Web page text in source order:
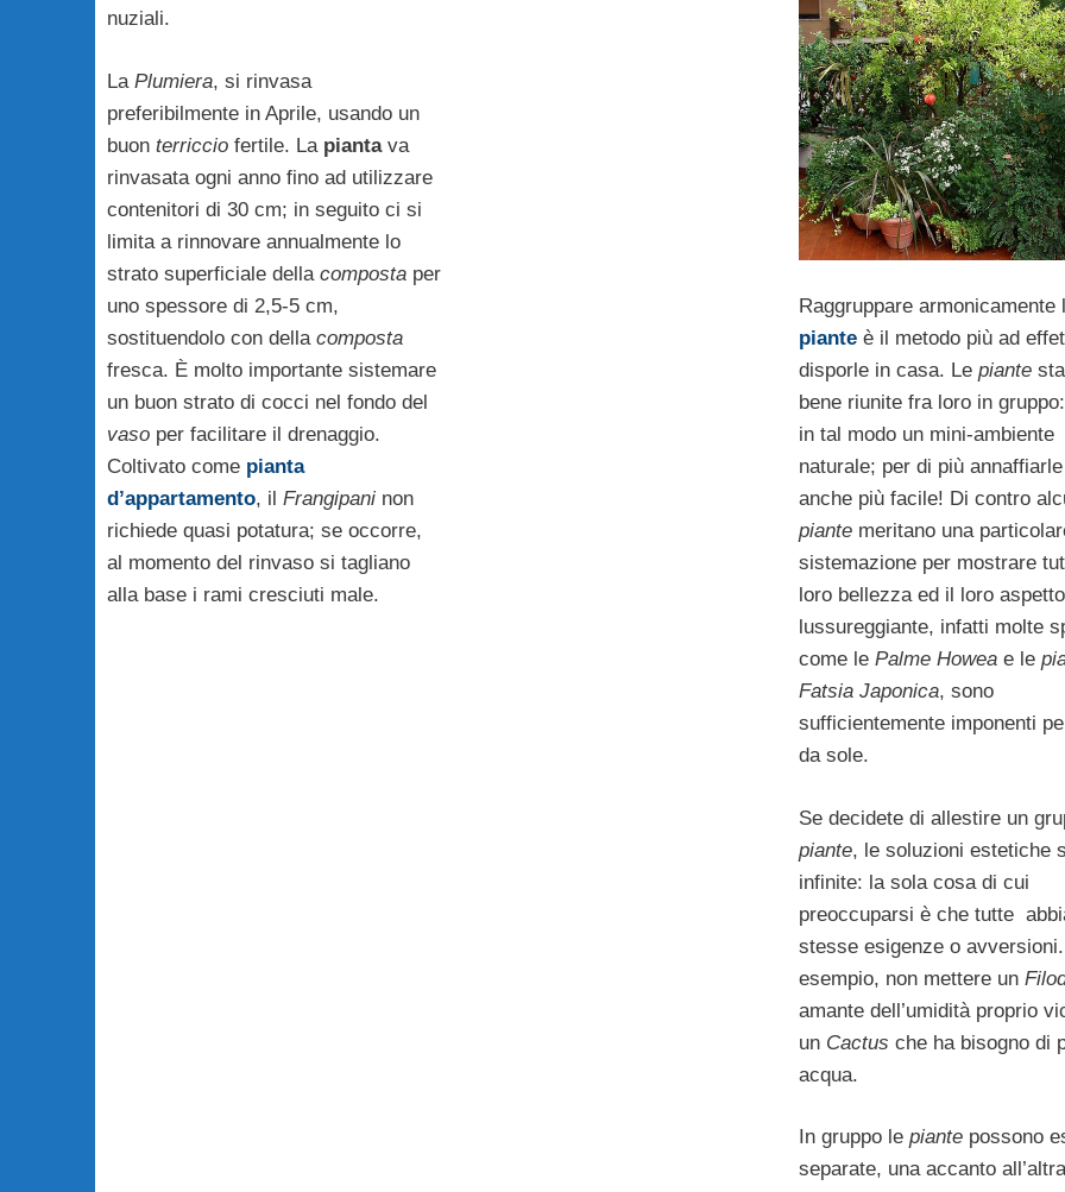
nuziali.
LaPlumiera, si rinvasa
preferibilmente in Aprile, usando un
buon terricciofertile. La piantava
rinvasata ogni anno fino ad utilizzare
contenitori di 30 cm; in seguito ci si
limita a rinnovare annualmente lo
strato superficiale dellacompostaper
uno spessore di 2,5-5 cm,
sostituendolo con della composta
fresca. È molto importante sistemare
un buon strato di cocci nel fondo del
vaso per facilitare il drenaggio.
Coltivato come pianta
d’appartamento, il Frangipaninon
richiede quasi potatura; se occorre,
al momento del rinvaso si tagliano
alla base i rami cresciuti male.
Raggruppare armonicamente
pianteè il metodo più ad
disporle in casa. Le piante
bene riunite fra loro in
in tal modo un mini-ambiente
naturale; per di più
anche più facile! Di contro
piantemeritano una
sistemazione per mostrare
loro bellezza ed il loro aspetto
lussureggiante, infatti molte
come le Palme Howeae le
Fatsia Japonica, sono
sufficientemente imponenti
da sole.
Se decidete di allestire un
piante, le soluzioni estetiche
infinite: la sola cosa di cui
preoccuparsi è che tutte
stesse esigenze o
esempio, non mettere un
amante dell’umidità proprio
un Cactus che ha bisogno di
acqua.
In gruppo le piantepossono
separate, una accanto